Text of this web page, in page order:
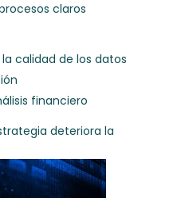
claros
calidad de los datos
financiero
deteriora la